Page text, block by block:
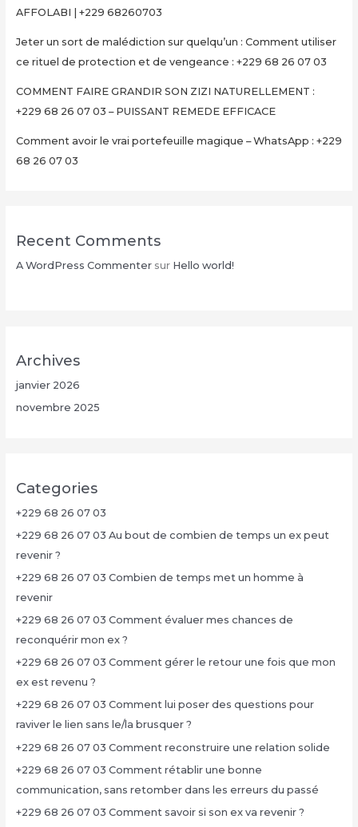
Votre
Minutes
+229
26
07
AFFOLABI | +229 68260703
Jeter un sort de malédiction sur quelqu’un : Comment utiliser
ce rituel de protection et de vengeance : +229 68 26 07 03
COMMENT FAIRE GRANDIR SON ZIZI NATURELLEMENT :
+229 68 26 07 03 – PUISSANT REMEDE EFFICACE
Comment avoir le vrai portefeuille magique – WhatsApp : +229
68 26 07 03
Recent Comments
A WordPress Commentersur Hello world!
Archives
janvier 2026
novembre 2025
Categories
+229 68 26 07 03
+229 68 26 07 03 Au bout de combien de temps un ex peut
revenir ?
+229 68 26 07 03 Combien de temps met un homme à
revenir
+229 68 26 07 03 Comment évaluer mes chances de
reconquérir mon ex ?
+229 68 26 07 03 Comment gérer le retour une fois que mon
ex est revenu ?
+229 68 26 07 03 Comment lui poser des questions pour
raviver le lien sans le/la brusquer ?
+229 68 26 07 03 Comment reconstruire une relation solide
+229 68 26 07 03 Comment rétablir une bonne
communication, sans retomber dans les erreurs du passé
+229 68 26 07 03 Comment savoir si son ex va revenir ?